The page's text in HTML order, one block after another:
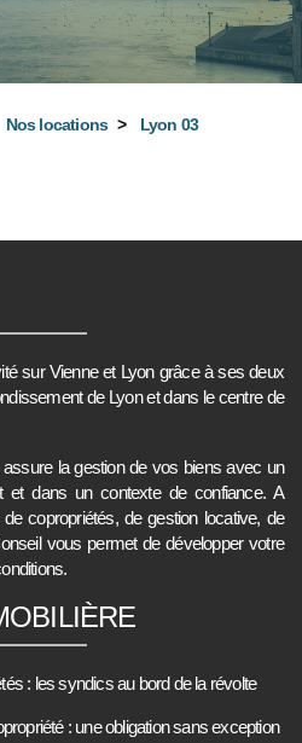
Nos locations Lyon 03
sur Vienne et Lyon grâce à ses deux
de Lyon et dans le centre de
la gestion de vos biens avec un
et dans un contexte de confiance. A
copropriétés, de gestion locative, de
vous permet de développer votre
: les syndics au bord de la révolte
: une obligation sans exception